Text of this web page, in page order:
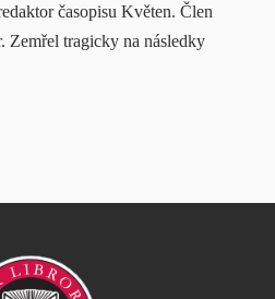
časopisu Květen. Člen
tragicky na následky